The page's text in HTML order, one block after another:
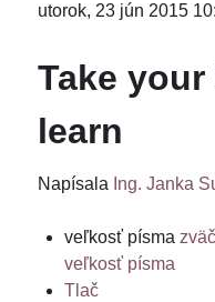
utorok, 23 jún 2015
Take
learn
Napísala Ing. Janka
veľkosť písma
veľkosť písma
Tlač